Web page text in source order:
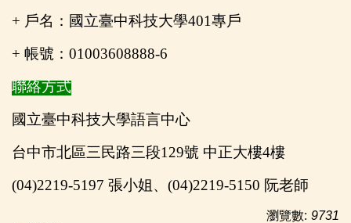
+ 戶名：國立臺中科技大學401專戶
+ 帳號：01003608888-6
聯絡方式
國立臺中科技大學語言中心
台中市北區三民路三段129號 中正大樓4樓
(04)2219-5197 張小姐、(04)2219-5150 阮老師
瀏覽數: 9731